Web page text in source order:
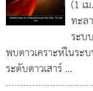
(1 เ
ทะล
ระบ
พบดาวเคราะห์ในร
ระดับดาวเสาร์...